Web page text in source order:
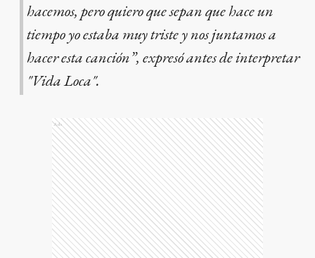
hacemos, pero quiero que sepan que hace un
tiempo yo estaba muy triste y nos juntamos a
hacer esta canción”, expresó antes de interpretar
"Vida Loca".
Ads